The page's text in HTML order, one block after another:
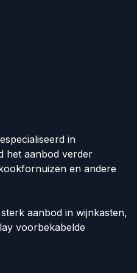
in
het aanbod verder
en andere
aanbod in wijnkasten,
voorbekabelde